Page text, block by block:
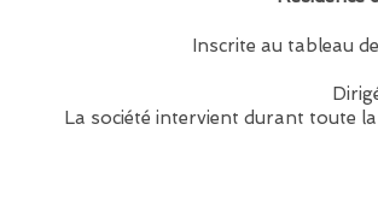
Inscrite au tableau
La société intervient durant toute la